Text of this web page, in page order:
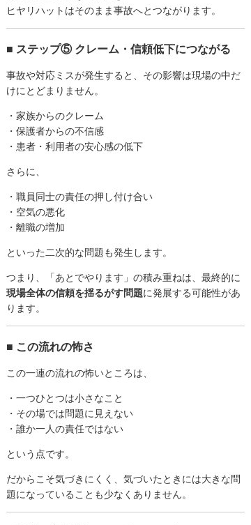
ヒヤリハットはそのまま事故へとつながります。
■ ステップ⑤ クレーム・信頼低下につながる
事故や対応ミスが発生すると、その影響は現場の中だ
けにとどまりません。
・家族からのクレーム
・保護者からの不信感
・患者・利用者の安心感の低下
さらに、
・職員同士の責任の押し付け合い
・空気の悪化
・離職の増加
といった二次的な問題も発生します。
つまり、「あとでやります」の積み重ねは、最終的に
現場全体の信頼を揺るがす問題に発展する可能性があ
ります。
■ この流れの怖さ
この一連の流れの怖いところは、
・一つひとつは小さなこと
・その場では問題に見えない
・誰か一人の責任ではない
という点です。
だからこそ気づきにくく、気づいたときには大きな問
題になっていることも少なくありません。